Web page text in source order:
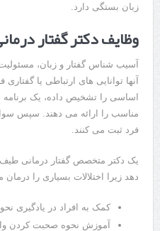
زبان بستگی دارد.
وظایف دکتر گفتار
آسیب شناس گفتار و زبان،
آنها توانایی های ارتباطی یا
اساسی را تشخیص داده، یک
مناسب را ارائه می دهند. سپس
فرد ثبت می کنند.
یک دکتر متخصص گفتار درمانی طیف
دهد زیرا اختلالات بسیاری را
کمک به افراد در یادگیری
آموزش نحوه صحبت کردن